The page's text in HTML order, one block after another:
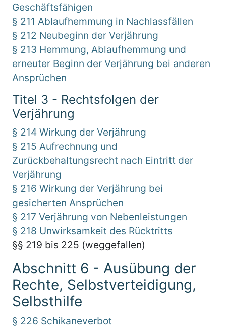
Geschäftsfähigen
§ 211 Ablaufhemmung in Nachlassfällen
§ 212 Neubeginn der Verjährung
§ 213 Hemmung, Ablaufhemmung und
erneuter Beginn der Verjährung bei anderen
Ansprüchen
Titel 3 - Rechtsfolgen der
Verjährung
§ 214 Wirkung der Verjährung
§ 215 Aufrechnung und
Zurückbehaltungsrecht nach Eintritt der
Verjährung
§ 216 Wirkung der Verjährung bei
gesicherten Ansprüchen
§ 217 Verjährung von Nebenleistungen
§ 218 Unwirksamkeit des Rücktritts
§§ 219 bis 225 (weggefallen)
Abschnitt 6 - Ausübung der
Rechte, Selbstverteidigung,
Selbsthilfe
§ 226 Schikaneverbot